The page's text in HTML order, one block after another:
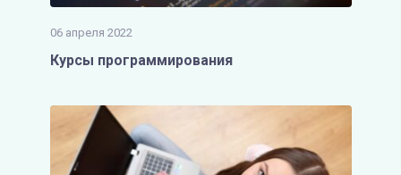
06 апреля 2022
Курсы программирования